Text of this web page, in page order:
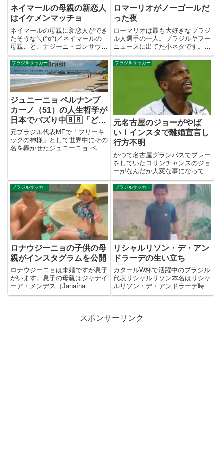
ネイマールの母親の新恋人
はイケメンマッチョ
ネイマールの母親に新恋人ができ
たそうな＼(^o^)／ネイマールの
母親こと、ナジーニ・ゴンサウヴ
ェス（Nadine Gonçalves）さん
に新恋人のラファエル・タラマス
ク（Rafael Talamask）さんがで
きたそう一見するとAV男優に...
ロマーリオがノーゴールだ
った夜
ローマリオは最も大好きなブラジ
ル人選手の一人。ブラジルヤフー
ニュースに出てた小ネタです。ソ
ランジェ・ゴメス（Solange
Gomes）さんというブラジルの
タレントさんが暴露本で明かしま
した。ロマーリオと一夜を共にし
たことがあるわと。えー！...
ブラジルサッカー
ジュニーニョ ペルナンブ
カーノ（51）の人生哲学が
日本でバズり中🇧🇷「どこ
にも属さずに生きる」その
言葉が刺さりすぎる
元ブラジル代表MFで「フリーキ
ックの神様」として世界中にその
名を轟かせたジュニーニョ ペル
きな話題を呼んでいます。61万
件以上の表示を記録し、「...
ブラジルサッカー
元名古屋のジョーがやば
い！インスタで離婚宣言し
行方不明
かつて名古屋グランパスでプレー
をしていたコリンチャンスのジョ
ーがなんだか大変な事になってい
るぞ！なんと4日前から行方不明
ジョーの妻のクラウディアさんの
証言によると12/9木曜日に友人の
ドウグラス・コスタとイベントに
行ってくると言ったきり、姿...
ブラジルサッカー
ロナウジーニョの子供の母
親がインスタグラムを公開
ロナウジーニョは未婚ですが息子
がいます。息子の母親はジャナイ
ーア・メンデス（Janaína
Mendes）さんという方です。こ
ーさんでした。日本で言ったらス
ブラジルサッカー
リシャルリソン・デ・アン
ドラーデの生い立ち
カタールW杯で活躍中のブラジル
代表リシャルリソン本名はリシャ
ルリソン・デ・アンドラーデ時に
試合中に観客席へ向かい発煙筒を
ピソードには枚挙にいとまがない
スポンサーリンク